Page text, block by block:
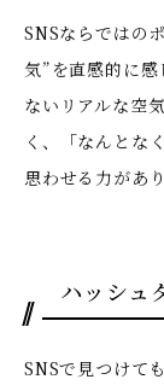
SNSならではの
気”を直感的に
ないリアルな空
く、「なんとな
思わせる力があり
ハッシュ
SNSで見つけて